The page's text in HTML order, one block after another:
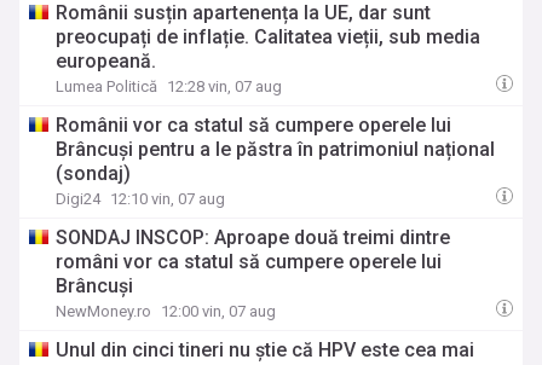
Românii susțin apartenența la UE, dar sunt
preocupați de inflație. Calitatea vieții, sub media
europeană.
Lumea Politică 12:28 vin, 07 aug
Românii vor ca statul să cumpere operele lui
Brâncuși pentru a le păstra în patrimoniul național
(sondaj)
Digi24 12:10 vin, 07 aug
SONDAJ INSCOP: Aproape două treimi dintre
români vor ca statul să cumpere operele lui
Brâncuși
NewMoney.ro 12:00 vin, 07 aug
Unul din cinci tineri nu știe că HPV este cea mai